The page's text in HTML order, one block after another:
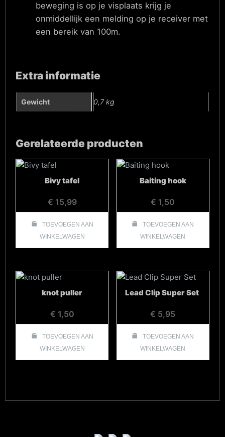
beweging is op je visplaats krijg je
onmiddellijk een melding op je receiver met
een bereik van 100m.
Extra informatie
Gewicht 0,7 kg
Gerelateerde producten
Bivy tafel
€ 15,99
TOEVOEGEN AAN
WINKELWAGEN
Baiting hook
€ 1,50
TOEVOEGEN AAN
WINKELWAGEN
knot puller
€ 1,50
TOEVOEGEN AAN
WINKELWAGEN
Lead Clip Super Set
€ 5,95
TOEVOEGEN AAN
WINKELWAGEN